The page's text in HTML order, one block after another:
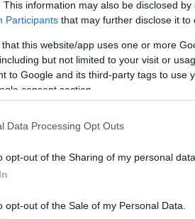
This information may also be disclosed
Participants that may further disclose it to
that this website/app uses one or more
but not limited to your visit or
to Google and its third-party tags to use
consent section.
Data Processing Opt Outs
opt-out of the Sharing of my personal data.
opt-out of the Sale of my Personal Data.
2015. augusztus 28. írta: danialves
Sorozat: Fear the
Dead - 1x01
Nem gondoltam, hogy a
című írásom ennyire rövid
sorozatot, ugyanakkor azt a
tartom, hogy egy remek